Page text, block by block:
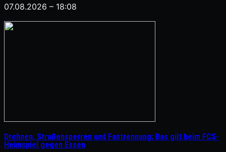
07.08.2026 – 18:08
Drohnen, Straßensperren und Fantrennung: Das gilt beim FCS-
Heimspiel gegen Essen